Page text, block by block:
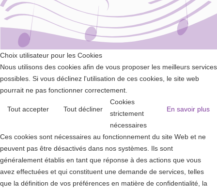
Choix utilisateur pour les Cookies
Nous utilisons des cookies afin de vous proposer les meilleurs services
possibles. Si vous déclinez l'utilisation de ces cookies, le site web
pourrait ne pas fonctionner correctement.
Tout accepter Tout décliner En savoir plus
Cookies
strictement
nécessaires
Ces cookies sont nécessaires au fonctionnement du site Web et ne
peuvent pas être désactivés dans nos systèmes. Ils sont
généralement établis en tant que réponse à des actions que vous
avez effectuées et qui constituent une demande de services, telles
que la définition de vos préférences en matière de confidentialité, la